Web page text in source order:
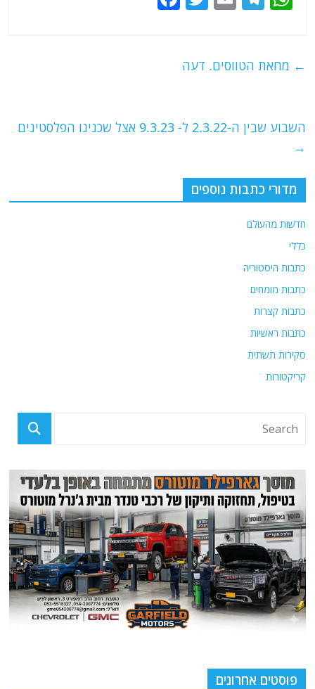
s
p
g
l
er
o
← מחאת הטווסים. דעה
השבוע שבין ה-2.3.22 ל- 9.3.23 אצל שכנינו הפלסטינים
→
מדורי כתבות נוספים
חדשות מהעולם
כללי
כתבות היסטוריה
כתבות מומחים
כתבות קצרות
כתבות ראשיות
סקירות תשתית
קריקטורות
פוסטים אחרונים